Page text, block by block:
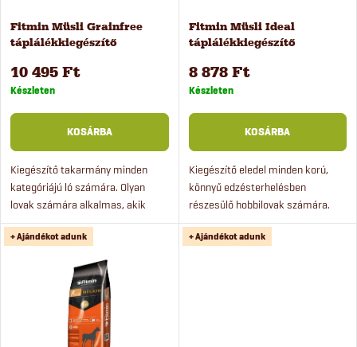
e
k
r
e
n
d
é
k
e
k
l
i
s
Fitmin Müsli Grainfree
táplálékkiegészítő
10 495 Ft
Készleten
KOSÁRBA
Kiegészítő takarmány minden
kategóriájú ló számára. Olyan
lovak számára alkalmas, akik
alacsony energiatartalmú,
gabonamentes és alacsony
keményítőtartalmú takarmányt
Fitmin Müsli Ideal
táplálékkiegészítő
8 878 Ft
Készleten
KOSÁRBA
Kiegészítő eledel minden korú,
könnyű edzésterhelésben
részesülő hobbilovak számára.
Könnyen hasznosuló energiát
biztosít olajok és extrudált
+ Ajándékot adunk + Ajándékot adunk